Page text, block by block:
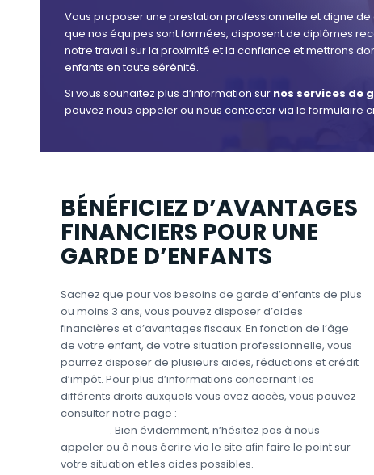
Vous proposer une prestation professionnelle et digne
que nos équipes sont formées, disposent de diplômes
notre travail sur la proximité et la confiance et mettrons
enfants en toute sérénité.
Si vous souhaitez plus d’information sur nos services de
pouvez nous appeler ou nous contacter via le formulaire
BÉNÉFICIEZ D’AVANTAGES
FINANCIERS POUR UNE
GARDE D’ENFANTS
Sachez que pour vos besoins de garde d’enfants de plus
ou moins 3 ans, vous pouvez disposer d’aides
financières et d’avantages fiscaux. En fonction de l’âge
de votre enfant, de votre situation professionnelle, vous
pourrez disposer de plusieurs aides, réductions et crédit
d’impôt. Pour plus d’informations concernant les
différents droits auxquels vous avez accès, vous pouvez
consulter notre page :
. Bien évidemment, n’hésitez pas à nous
appeler ou à nous écrire via le site afin faire le point sur
votre situation et les aides possibles.